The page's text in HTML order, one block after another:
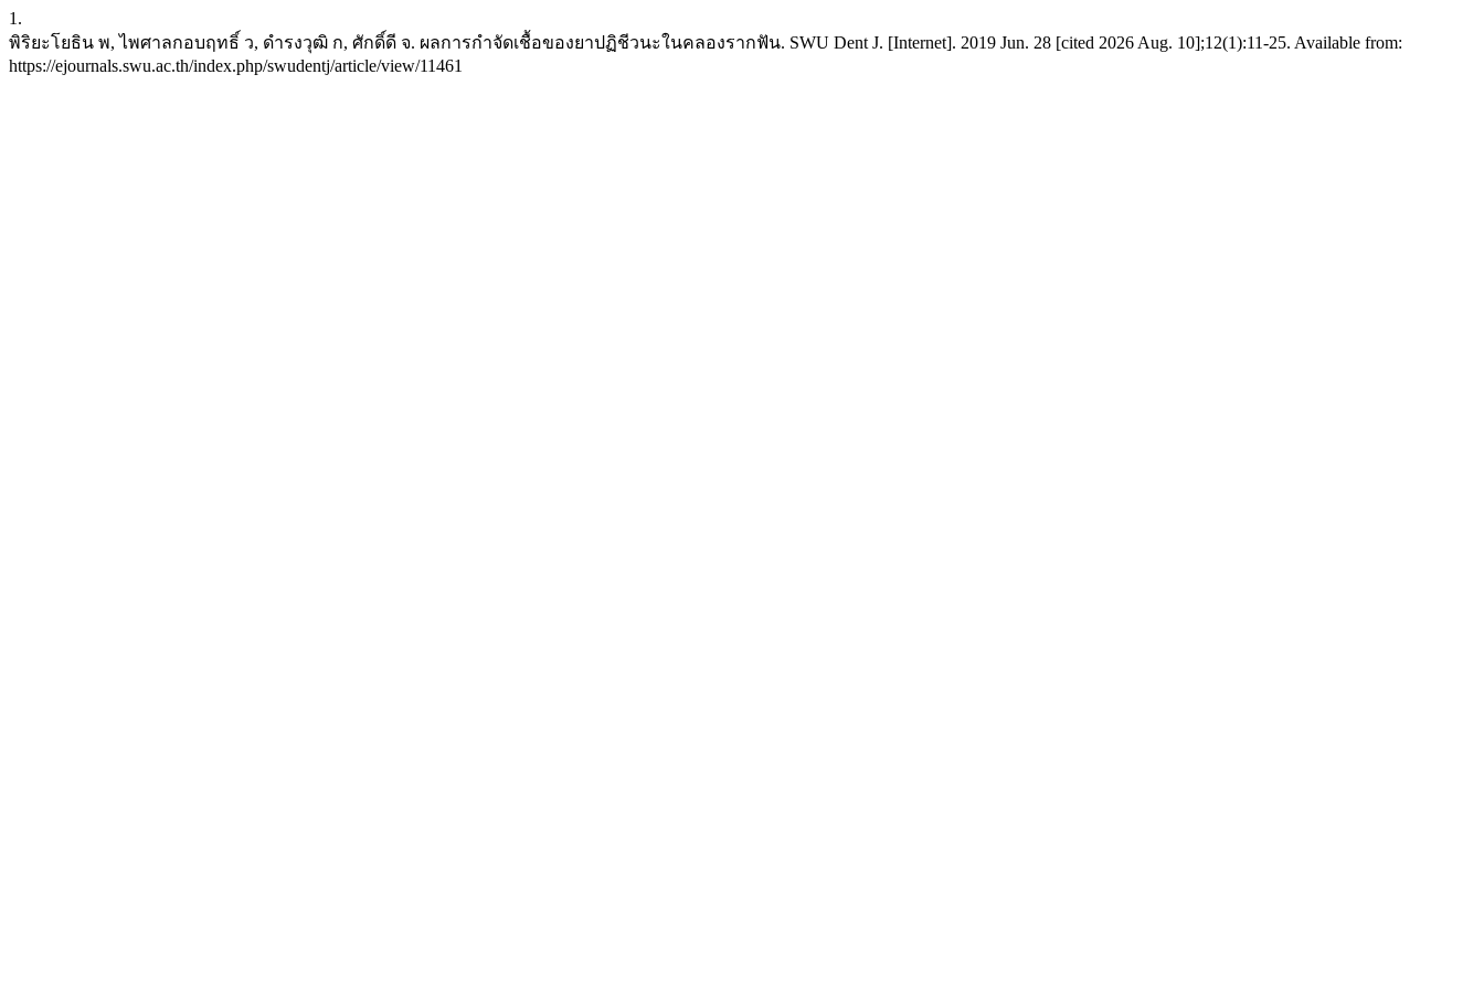
1.
พิริยะโยธิน พ, ไพศาลกอบฤทธิ์ ว, ดำรงวุฒิ ก, ศักดิ์ดี จ. ผลการกำจัดเชื้อของยาปฏิชีวนะในคลองรากฟัน. SWU Dent J. [Internet]. 2019 Jun. 28 [cited 2026 Aug. 10];12(1):11-25. Available from:
https://ejournals.swu.ac.th/index.php/swudentj/article/view/11461